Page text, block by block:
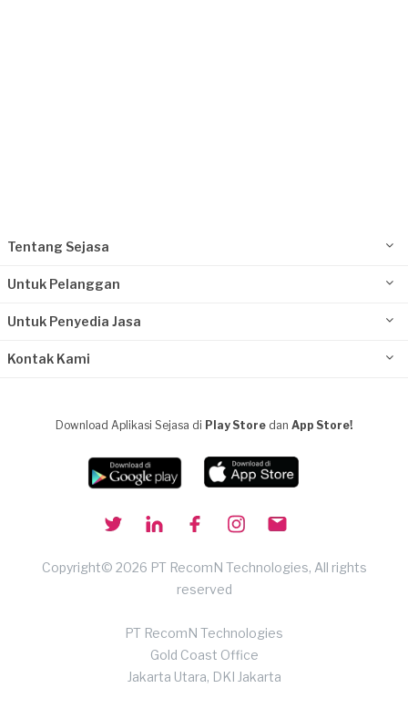
Tentang Sejasa
Untuk Pelanggan
Untuk Penyedia Jasa
Kontak Kami
Download Aplikasi Sejasa di Play Store dan App Store!
Copyright© 2026 PT RecomN Technologies, All rights
reserved
PT RecomN Technologies
Gold Coast Office
Jakarta Utara, DKI Jakarta